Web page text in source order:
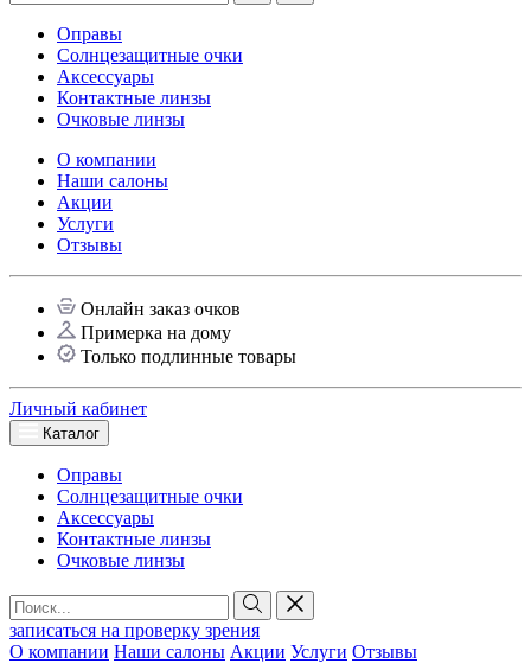
Оправы
Солнцезащитные очки
Аксессуары
Контактные линзы
Очковые линзы
О компании
Наши салоны
Акции
Услуги
Отзывы
Онлайн заказ очков
Примерка на дому
Только подлинные товары
Личный кабинет
Каталог
Оправы
Солнцезащитные очки
Аксессуары
Контактные линзы
Очковые линзы
записаться на проверку зрения
О компании Наши салоны Акции Услуги Отзывы